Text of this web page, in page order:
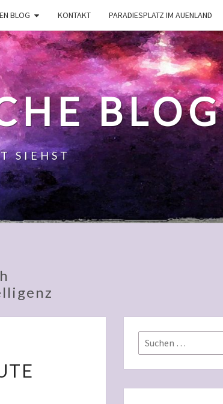
BLOG KONTAKT PARADIESPLATZ IM AUENLAND
BLOG
SIEHST
Suchen
nach: